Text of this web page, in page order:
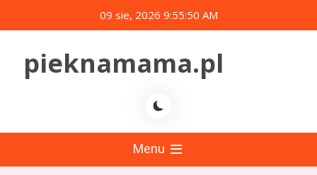
to
09 sie, 2026 9:55:50 AM
pieknamama.pl
Menu